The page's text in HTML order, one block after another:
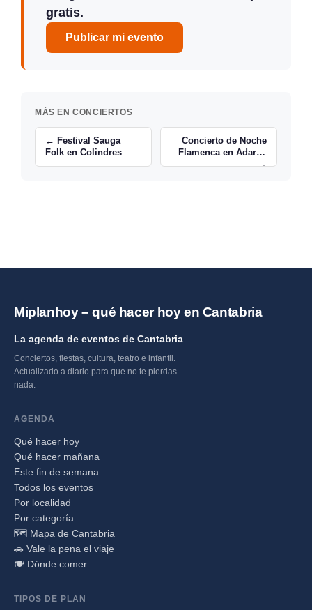
gratis.
Publicar mi evento
MÁS EN CONCIERTOS
← Festival Sauga
Folk en Colindres
Concierto de Noche
Flamenca en Adarzo
→
Miplanhoy – qué hacer hoy en Cantabria
La agenda de eventos de Cantabria
Conciertos, fiestas, cultura, teatro e infantil.
Actualizado a diario para que no te pierdas
nada.
AGENDA
Qué hacer hoy
Qué hacer mañana
Este fin de semana
Todos los eventos
Por localidad
Por categoría
🗺️ Mapa de Cantabria
🚗 Vale la pena el viaje
🍽️ Dónde comer
TIPOS DE PLAN